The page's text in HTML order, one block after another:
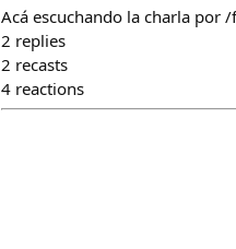
Acá escuchando la charla por
2 replies
2 recasts
4 reactions